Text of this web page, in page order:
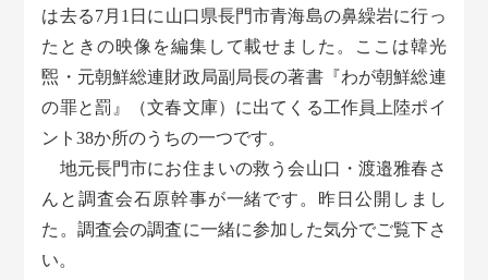
は去る7月1日に山口県長門市青海島の鼻繰岩に行っ
たときの映像を編集して載せました。ここは韓光
煕・元朝鮮総連財政局副局長の著書『わが朝鮮総連
の罪と罰』（文春文庫）に出てくる工作員上陸ポイ
ント38か所のうちの一つです。
地元長門市にお住まいの救う会山口・渡邉雅春さ
んと調査会石原幹事が一緒です。昨日公開しまし
た。調査会の調査に一緒に参加した気分でご覧下さ
い。